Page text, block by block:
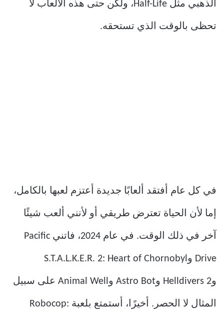
الذهبي مثل Half-Life، ولكن حتى هذه الألعاب لا
تحظى بالوقت الذي تستحقه.
في كل عام أفتقد ألعابًا جديدة أعتزم لعبها بالكامل،
إما لأن الحياة تعترض طريقي أو لأنني ألعب شيئًا
آخر في ذلك الوقت. في عام 2024، فاتني Pacific
Drive وS.T.A.L.K.E.R. 2: Heart of Chornobyl
وHelldivers 2 وAstro Bot وAnimal Well على سبيل
المثال لا الحصر. أخيرًا، أستمتع بلعبة Robocop: